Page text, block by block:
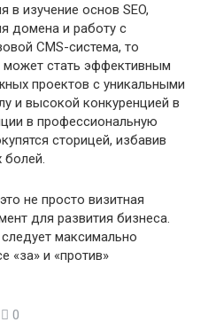
в изучение основ SEO,
домена и работу с
CMS-система, то
может стать эффективным
проектов с уникальными
и высокой конкуренцией в
в профессиональную
сторицей, избавив
болей.
не просто визитная
для развития бизнеса.
максимально
«за» и «против»
0